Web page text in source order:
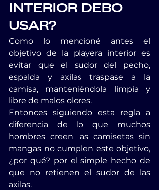
INTERIOR DEBO
USAR?
Como lo mencioné antes el
objetivo de la playera interior es
evitar que el sudor del pecho,
espalda y axilas traspase a la
camisa, manteniéndola limpia y
libre de malos olores.
Entonces siguiendo esta regla a
diferencia de lo que muchos
hombres creen las camisetas sin
mangas no cumplen este objetivo,
¿por qué? por el simple hecho de
que no retienen el sudor de las
axilas.